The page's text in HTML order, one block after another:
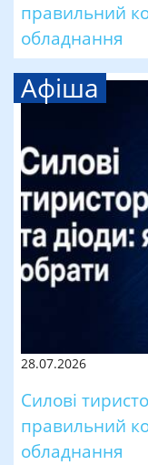
правильний
обладнання
Афіша
28.07.2026
Силові
правильний
обладнання